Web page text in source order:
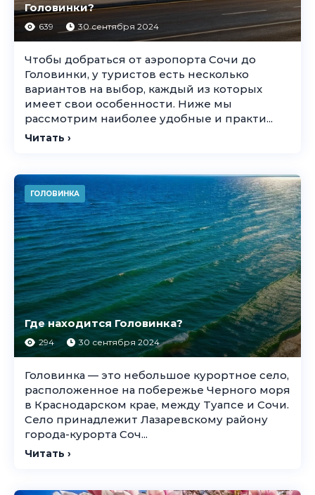
Головинки?
639 30 сентября 2024
Чтобы добраться от аэропорта Сочи до
Головинки, у туристов есть несколько
вариантов на выбор, каждый из которых
имеет свои особенности. Ниже мы
рассмотрим наиболее удобные и практи...
Читать ›
ГОЛОВИНКА
Где находится Головинка?
294 30 сентября 2024
Головинка — это небольшое курортное село,
расположенное на побережье Черного моря
в Краснодарском крае, между Туапсе и Сочи.
Село принадлежит Лазаревскому району
города-курорта Соч...
Читать ›